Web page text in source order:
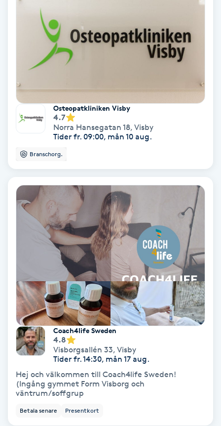
Ansiktsbehandling djuprengörande
Bambumassage
Barber
Barnklippning
BIAB
Blowout
Brynfärgning
Brynplockning
Bröllopsuppsättning
Celluliter
Osteopatkliniken Visby
4.7
Norra Hansegatan 18, Visby
Tider fr. 09:00, mån 10 aug.
Branschorg.
Coach4life Sweden
4.8
Visborgsallén 33, Visby
Tider fr. 14:30, mån 17 aug.
Hej och välkommen till Coach4life Sweden!
(Ingång gymmet Form Visborg och
väntrum/soffgrup
Betala senare Presentkort